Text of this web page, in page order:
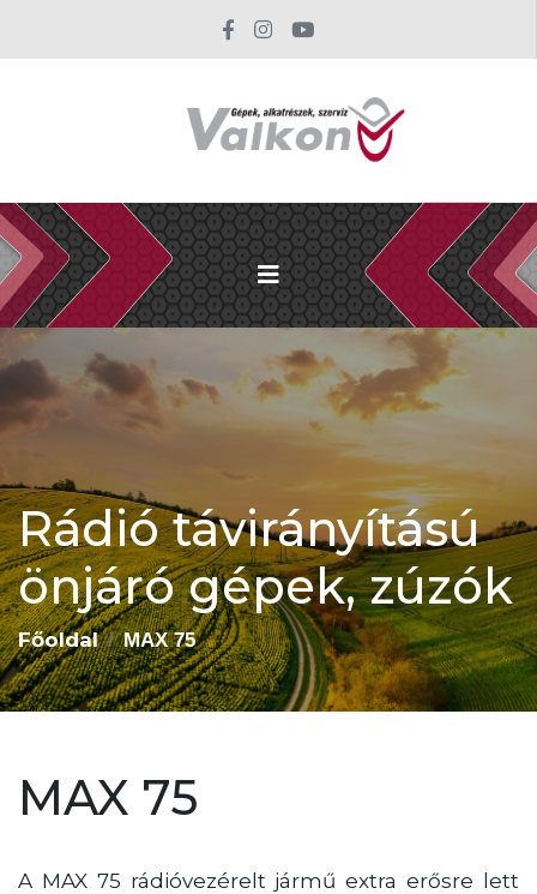
Rádió távirányítású
önjáró gépek, zúzók
Főoldal MAX 75
MAX 75
A MAX 75 rádióvezérelt jármű extra erősre lett